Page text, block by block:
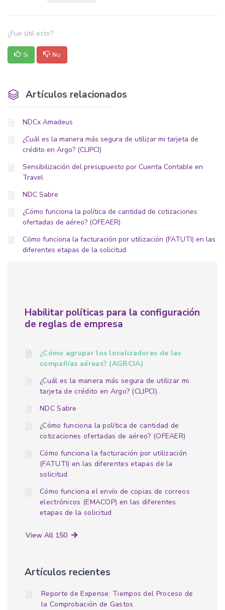
¿Fue útil esto?
Si No
Artículos relacionados
NDCx Amadeus
¿Cuál es la manera más segura de utilizar mi tarjeta de
crédito en Argo? (CLIPCI)
Sensibilización del presupuesto por Cuenta Contable en
Travel
NDC Sabre
¿Cómo funciona la política de cantidad de cotizaciones
ofertadas de aéreo? (OFEAER)
Cómo funciona la facturación por utilización (FATUTI) en las
diferentes etapas de la solicitud
Habilitar políticas para la configuración
de reglas de empresa
¿Cómo agrupar los localizadores de las
compañías aéreas? (AGRCIA)
¿Cuál es la manera más segura de utilizar mi
tarjeta de crédito en Argo? (CLIPCI)
NDC Sabre
¿Cómo funciona la política de cantidad de
cotizaciones ofertadas de aéreo? (OFEAER)
Cómo funciona la facturación por utilización
(FATUTI) en las diferentes etapas de la
solicitud
Cómo funciona el envío de copias de correos
electrónicos (EMACOP) en las diferentes
etapas de la solicitud
View All 150
Artículos recientes
Reporte de Expense: Tiempos del Proceso de
la Comprobación de Gastos